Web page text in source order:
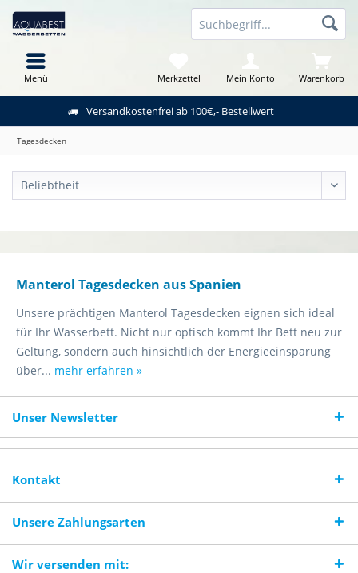
Versandkostenfrei ab 100€,- Bestellwert
Warenkorb
Merkzettel Mein Konto
Menü
Tagesdecken
Manterol Tagesdecken aus Spanien
Unsere prächtigen Manterol Tagesdecken eignen sich ideal
für Ihr Wasserbett. Nicht nur optisch kommt Ihr Bett neu zur
Geltung, sondern auch hinsichtlich der Energieeinsparung
über... mehr erfahren »
Unser Newsletter
Kontakt
Unsere Zahlungsarten
Wir versenden mit: